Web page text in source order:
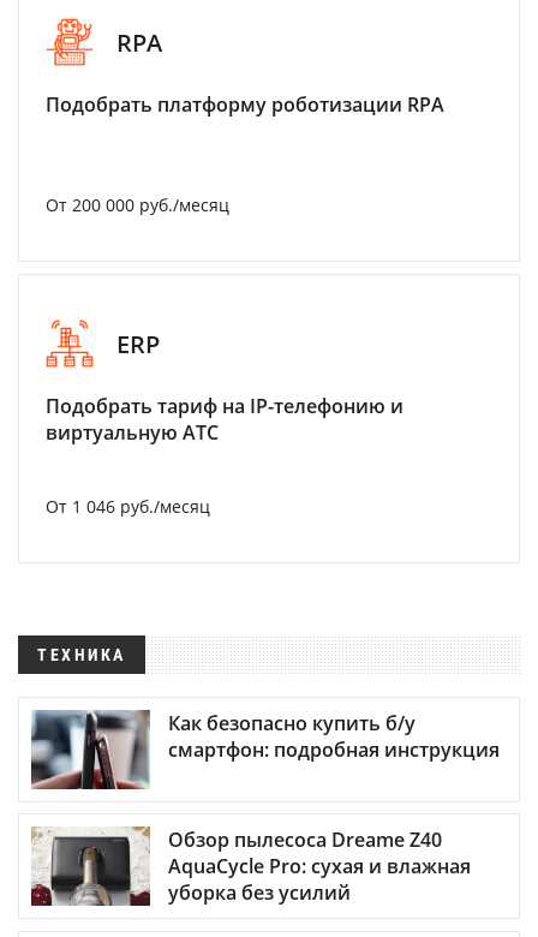
RPA
Подобрать платформу роботизации RPA
От 200 000 руб./месяц
ERP
Подобрать тариф на IP-телефонию и
виртуальную АТС
От 1 046 руб./месяц
ТЕХНИКА
Как безопасно купить б/у
смартфон: подробная инструкция
Обзор пылесоса Dreame Z40
AquaCycle Pro: сухая и влажная
уборка без усилий